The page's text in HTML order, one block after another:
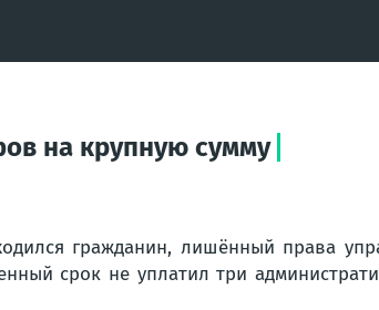
на крупную сумму
гражданин, лишённый права
срок не уплатил три